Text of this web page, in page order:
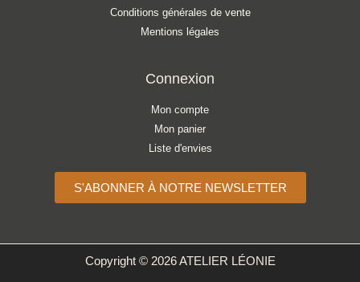
Conditions générales de vente
Mentions légales
Connexion
Mon compte
Mon panier
Liste d'envies
S'ABONNER À NOTRE NEWSLETTER
Copyright © 2026 ATELIER LÉONIE